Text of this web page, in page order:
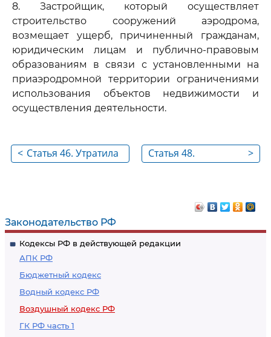
Законодательство РФ
Кодексы РФ в действующей редакции
АПК РФ
Бюджетный кодекс
Водный кодекс РФ
Воздушный кодекс РФ
ГК РФ часть 1
8. Застройщик, который осуществляет
строительство сооружений аэродрома,
возмещает ущерб, причиненный гражданам,
юридическим лицам и публично-правовым
образованиям в связи с установленными на
приаэродромной территории ограничениями
использования объектов недвижимости и
осуществления деятельности.
< Статья 46. Утратила
>
Статья 48.
вертодромам и
посадочным
площадкам,
предназначенным